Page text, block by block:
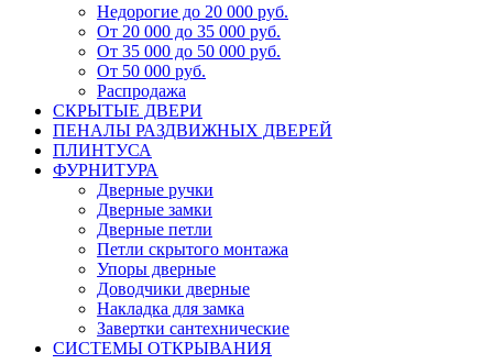
Недорогие до 20 000 руб.
От 20 000 до 35 000 руб.
От 35 000 до 50 000 руб.
От 50 000 руб.
Распродажа
СКРЫТЫЕ ДВЕРИ
ПЕНАЛЫ РАЗДВИЖНЫХ ДВЕРЕЙ
ПЛИНТУСА
ФУРНИТУРА
Дверные ручки
Дверные замки
Дверные петли
Петли скрытого монтажа
Упоры дверные
Доводчики дверные
Накладка для замка
Завертки сантехнические
СИСТЕМЫ ОТКРЫВАНИЯ